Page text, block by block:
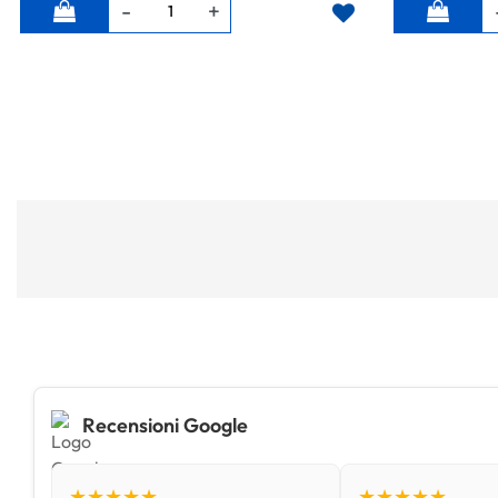
Recensioni Google